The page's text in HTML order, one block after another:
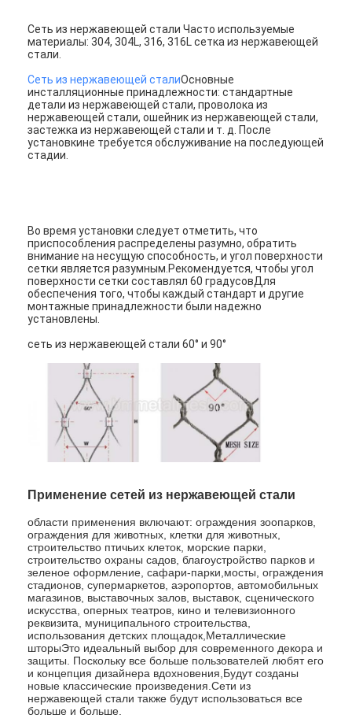
Главная страница
Продукция
Наша фабрика
контроль качества
контактные данные
Нержавеющая сталь X Tend Mesh
экструдерный фильтрующий экран
Пакет экрана штрангпресса
Сетка веревочки провода
Площадь для паделя
Сеть из нержавеющей стали Часто используемые
материалы: 304, 304L, 316, 316L сетка из нержавеющей
стали.
Сеть из нержавеющей сталиОсновные
инсталляционные принадлежности: стандартные
детали из нержавеющей стали, проволока из
нержавеющей стали, ошейник из нержавеющей стали,
застежка из нержавеющей стали и т. д. После
установкине требуется обслуживание на последующей
стадии.
Во время установки следует отметить, что
приспособления распределены разумно, обратить
внимание на несущую способность, и угол поверхности
сетки является разумным.Рекомендуется, чтобы угол
поверхности сетки составлял 60 градусовДля
обеспечения того, чтобы каждый стандарт и другие
монтажные принадлежности были надежно
установлены.
сеть из нержавеющей стали 60° и 90°
Применение сетей из нержавеющей стали
области применения включают: ограждения зоопарков,
ограждения для животных, клетки для животных,
строительство птичьих клеток, морские парки,
строительство охраны садов, благоустройство парков и
зеленое оформление, сафари-парки,мосты, ограждения
стадионов, супермаркетов, аэропортов, автомобильных
магазинов, выставочных залов, выставок, сценического
искусства, оперных театров, кино и телевизионного
реквизита, муниципального строительства,
использования детских площадок,Металлические
шторыЭто идеальный выбор для современного декора и
защиты. Поскольку все больше пользователей любят его
и концепция дизайнера вдохновения,Будут созданы
новые классические произведения.Сети из
нержавеющей стали также будут использоваться все
больше и больше.